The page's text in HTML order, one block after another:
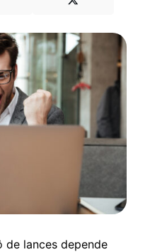
de lances depende